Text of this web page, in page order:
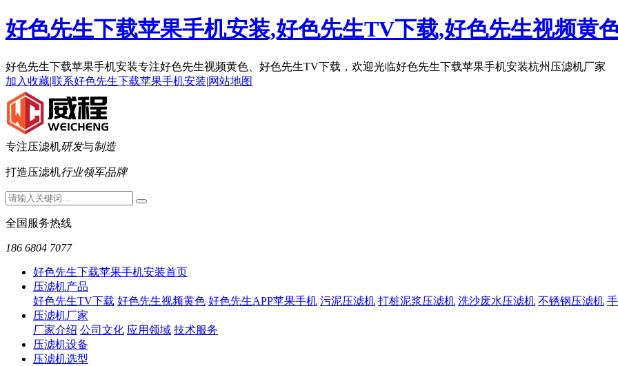
好色先生下载苹果手机安装,好色先生TV下载,好色先生视频黄
好色先生下载苹果手机安装专注好色先生视频黄色、好色先生TV下载，欢迎光临好色先生下载苹果手机安装杭州压滤机厂家
加入收藏|联系好色先生下载苹果手机安装|网站地图
专注压滤机研发与制造
打造压滤机行业领军品牌
全国服务热线
186 6804 7077
好色先生下载苹果手机安装首页
压滤机产品
好色先生TV下载 好色先生视频黄色 好色先生APP苹果手机 污泥压滤机 打桩泥浆压滤机 洗沙废水压滤机 不锈钢压滤机
压滤机厂家
厂家介绍 公司文化 应用领域 技术服务
压滤机设备
压滤机选型